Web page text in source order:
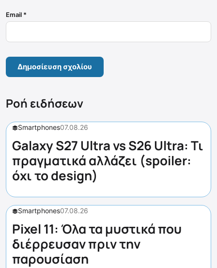
Email *
Ροή ειδήσεων
Smartphones07.08.26
Galaxy S27 Ultra vs S26 Ultra: Τι
πραγματικά αλλάζει (spoiler:
όχι το design)
Smartphones07.08.26
Pixel 11: Όλα τα μυστικά που
διέρρευσαν πριν την
παρουσίαση